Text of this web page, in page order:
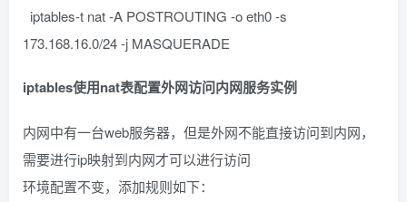
iptables-t nat -A POSTROUTING -o eth0 -s
173.168.16.0/24 -j MASQUERADE
iptables使用nat表配置外网访问内网服务实例
内网中有一台web服务器，但是外网不能直接访问到内网，
需要进行ip映射到内网才可以进行访问
环境配置不变，添加规则如下：